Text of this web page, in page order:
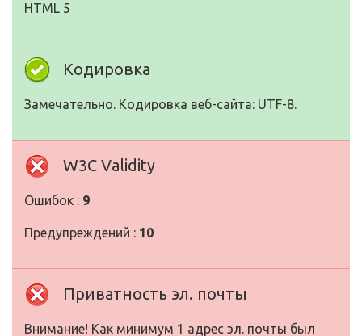
HTML 5
Кодировка
Замечательно. Кодировка веб-сайта: UTF-8.
W3C Validity
Ошибок : 9
Предупреждений : 10
Приватность эл. почты
Внимание! Как минимум 1 адрес эл. почты был